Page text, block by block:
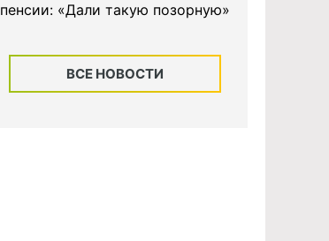
пенсии: «Дали такую позорную»
ВСЕ НОВОСТИ